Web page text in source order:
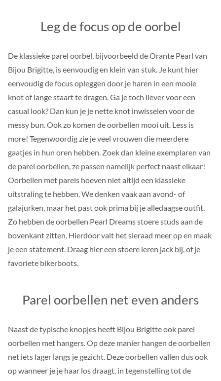
Leg de focus op de oorbel
De klassieke parel oorbel, bijvoorbeeld de Orante Pearl van
Bijou Brigitte, is eenvoudig en klein van stuk. Je kunt hier
eenvoudig de focus opleggen door je haren in een mooie
knot of lange staart te dragen. Ga je toch liever voor een
casual look? Dan kun je je nette knot inwisselen voor de
messy bun. Ook zo komen de oorbellen mooi uit. Less is
more! Tegenwoordig zie je veel vrouwen die meerdere
gaatjes in hun oren hebben. Zoek dan kleine exemplaren van
de parel oorbellen, ze passen namelijk perfect naast elkaar!
Oorbellen met parels hoeven niet altijd een klassieke
uitstraling te hebben. We denken vaak aan avond- of
galajurken, maar het past ook prima bij je alledaagse outfit.
Zo hebben de oorbellen Pearl Dreams stoere studs aan de
bovenkant zitten. Hierdoor valt het sieraad meer op en maak
je een statement. Draag hier een stoere leren jack bij, of je
favoriete bikerboots.
Parel oorbellen net even anders
Naast de typische knopjes heeft Bijou Brigitte ook parel
oorbellen met hangers. Op deze manier hangen de oorbellen
net iets lager langs je gezicht. Deze oorbellen vallen dus ook
op wanneer je je haar los draagt, in tegenstelling tot de